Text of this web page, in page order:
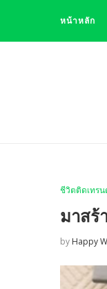
หน้าหลัก
ชีวิตติดเทร
มาสร้
by Happy